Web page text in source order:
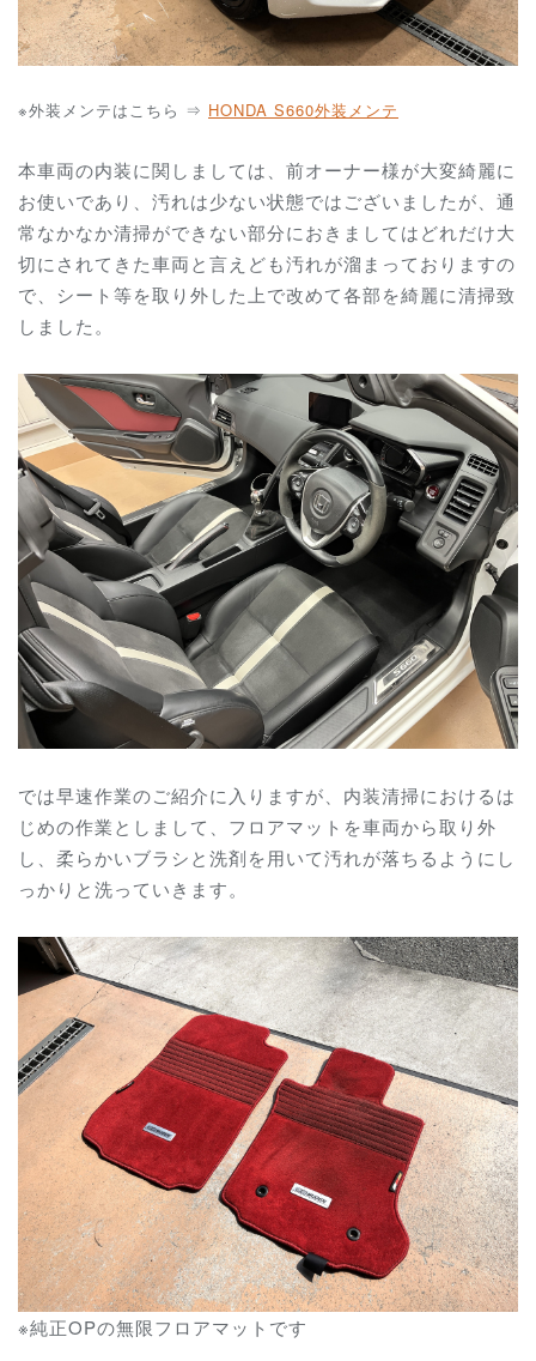
※外装メンテはこちら ⇒ HONDA S660外装メンテ
本車両の内装に関しましては、前オーナー様が大変綺麗に
お使いであり、汚れは少ない状態ではございましたが、通
常なかなか清掃ができない部分におきましてはどれだけ大
切にされてきた車両と言えども汚れが溜まっておりますの
で、シート等を取り外した上で改めて各部を綺麗に清掃致
しました。
では早速作業のご紹介に入りますが、内装清掃におけるは
じめの作業としまして、フロアマットを車両から取り外
し、 柔らかいブラシと洗剤を用いて汚れが落ちるようにし
っかりと洗っていきます。
※純正OPの無限フロアマットです